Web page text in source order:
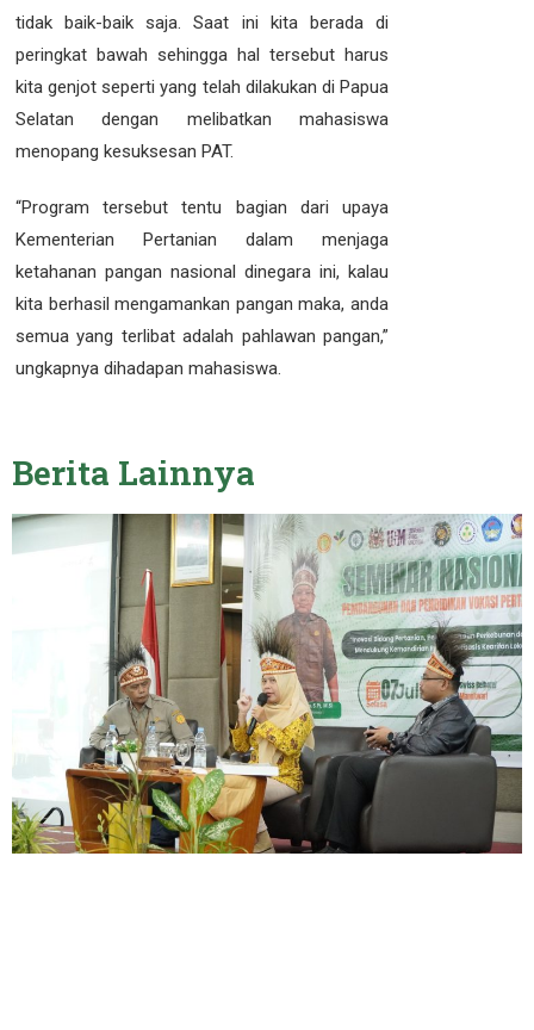
tidak baik-baik saja. Saat ini kita berada di
peringkat bawah sehingga hal tersebut harus
kita genjot seperti yang telah dilakukan di Papua
Selatan dengan melibatkan mahasiswa
menopang kesuksesan PAT.
“Program tersebut tentu bagian dari upaya
Kementerian Pertanian dalam menjaga
ketahanan pangan nasional dinegara ini, kalau
kita berhasil mengamankan pangan maka, anda
semua yang terlibat adalah pahlawan pangan,”
ungkapnya dihadapan mahasiswa.
Berita Lainnya